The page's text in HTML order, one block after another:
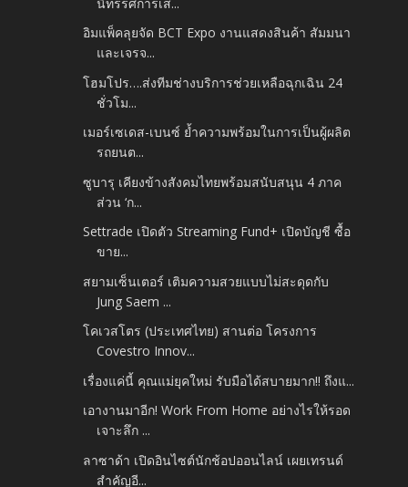
อิมแพ็คลุยจัด BCT Expo งานแสดงสินค้า สัมมนา
และเจรจ...
โฮมโปร….ส่งทีมช่างบริการช่วยเหลือฉุกเฉิน 24
ชั่วโม...
เมอร์เซเดส-เบนซ์ ย้ำความพร้อมในการเป็นผู้ผลิต
รถยนต...
ซูบารุ เคียงข้างสังคมไทยพร้อมสนับสนุน 4 ภาค
ส่วน ‘ก...
Settrade เปิดตัว Streaming Fund+ เปิดบัญชี ซื้อ
ขาย...
สยามเซ็นเตอร์ เติมความสวยแบบไม่สะดุดกับ
Jung Saem ...
โคเวสโตร (ประเทศไทย) สานต่อ โครงการ
Covestro Innov...
เรื่องแค่นี้ คุณแม่ยุคใหม่ รับมือได้สบายมาก!! ถึงแ...
เอางานมาอีก! Work From Home อย่างไรให้รอด
เจาะลึก ...
ลาซาด้า เปิดอินไซต์นักช้อปออนไลน์ เผยเทรนด์
สำคัญอี...